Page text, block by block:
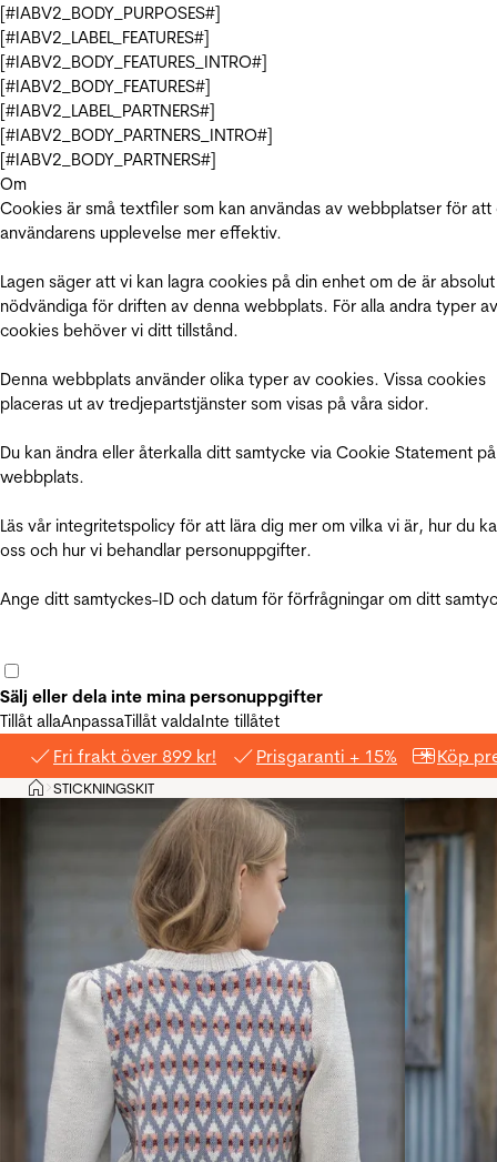
[#IABV2_BODY_PURPOSES#]
[#IABV2_LABEL_FEATURES#]
[#IABV2_BODY_FEATURES_INTRO#]
[#IABV2_BODY_FEATURES#]
[#IABV2_LABEL_PARTNERS#]
[#IABV2_BODY_PARTNERS_INTRO#]
[#IABV2_BODY_PARTNERS#]
Om
Cookies är små textfiler som kan användas av webbplatser för att
användarens upplevelse mer effektiv.
Lagen säger att vi kan lagra cookies på din enhet om de är absolut
nödvändiga för driften av denna webbplats. För alla andra typer av
cookies behöver vi ditt tillstånd.
Denna webbplats använder olika typer av cookies. Vissa cookies
placeras ut av tredjepartstjänster som visas på våra sidor.
Du kan ändra eller återkalla ditt samtycke via Cookie Statement
webbplats.
Läs vår integritetspolicy för att lära dig mer om vilka vi är, hur du
oss och hur vi behandlar personuppgifter.
Ange ditt samtyckes-ID och datum för förfrågningar om ditt
Sälj eller dela inte mina personuppgifter
Tillåt allaAnpassaTillåt valdaInte tillåtet
Fri frakt över 899 kr! Prisgaranti + 15% Köp
Hem
>STICKNINGSKIT